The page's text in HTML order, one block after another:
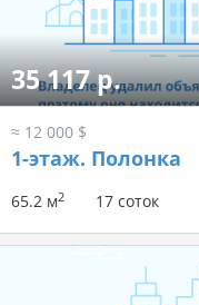
35 117 р.
≈ 12 000 $
1-этаж. Полонка
65.2 м2 17 соток